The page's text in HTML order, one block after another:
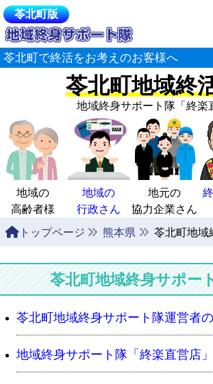
苓北町版
苓北町で終活をお考えのお客様へ
苓北町地域終
地域終身サポート隊 「終楽
地域の
高齢者様
地域の
行政さん
地元の
協力企業さん
トップページ 熊本県 苓北町地域
苓北町地域終身サポー
苓北町地域終身サポート隊運営者
地域終身サポート隊「終楽直営店